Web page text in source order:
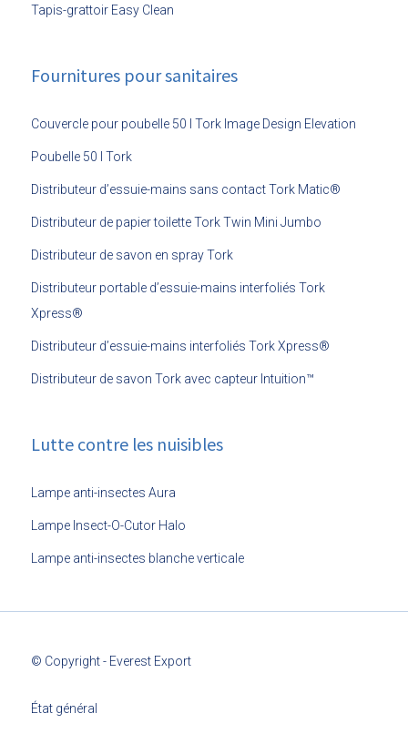
Tapis-grattoir Easy Clean
Fournitures pour sanitaires
Couvercle pour poubelle 50 l Tork Image Design Elevation
Poubelle 50 l Tork
Distributeur d’essuie-mains sans contact Tork Matic®
Distributeur de papier toilette Tork Twin Mini Jumbo
Distributeur de savon en spray Tork
Distributeur portable d’essuie-mains interfoliés Tork
Xpress®
Distributeur d’essuie-mains interfoliés Tork Xpress®
Distributeur de savon Tork avec capteur Intuition™
Lutte contre les nuisibles
Lampe anti-insectes Aura
Lampe Insect-O-Cutor Halo
Lampe anti-insectes blanche verticale
© Copyright - Everest Export
État général